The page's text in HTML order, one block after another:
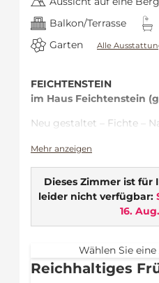
Balkon/Terrasse
Garten
Alle
FEICHTENSTEIN
im Haus Feichtenstein
Neu gestaltet – Fichte –
Ideal für …
Bergliebhaber – mit
Osterhorngruppe
Entdecker der
Balkon
Mehr anzeigen
Dieses Zimmer ist für
leider nicht verfügbar:
16.
Wählen Sie
Reichhaltiges